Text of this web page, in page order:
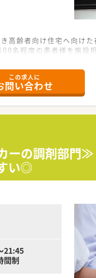
齢者向け住宅へ向けた
名程度の患者様を施設担
クラスのシェアを誇る
様を確保できる失敗し
ールの簡素化など本部
メリハリのある働き方
に特化して経験を積み
相談が可能な環境は非
、在宅ならではの深い
得られる点は他社にはな
身のキャリアを切り拓
この求人に
問い合わせ
ーの調剤部門
い◎
21:45
間制